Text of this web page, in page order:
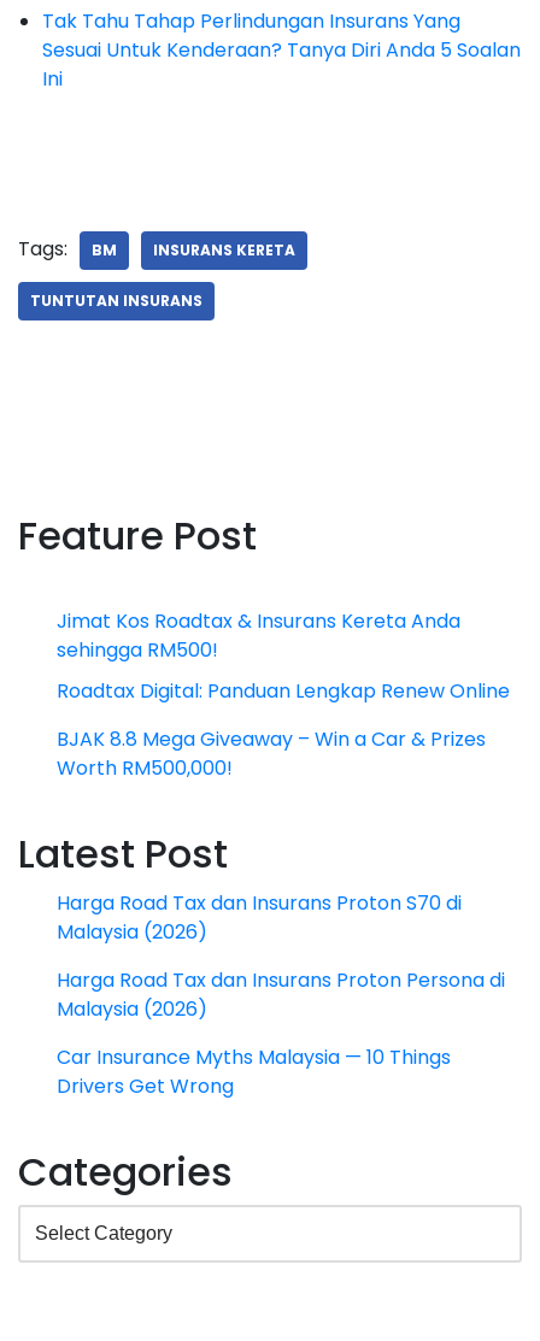
Tak Tahu Tahap Perlindungan Insurans Yang
Sesuai Untuk Kenderaan? Tanya Diri Anda 5 Soalan
Ini
Tags: BM INSURANS KERETA
TUNTUTAN INSURANS
Feature Post
Jimat Kos Roadtax & Insurans Kereta Anda
sehingga RM500!
Roadtax Digital: Panduan Lengkap Renew Online
BJAK 8.8 Mega Giveaway – Win a Car & Prizes
Worth RM500,000!
Latest Post
Harga Road Tax dan Insurans Proton S70 di
Malaysia (2026)
Harga Road Tax dan Insurans Proton Persona di
Malaysia (2026)
Car Insurance Myths Malaysia — 10 Things
Drivers Get Wrong
Categories